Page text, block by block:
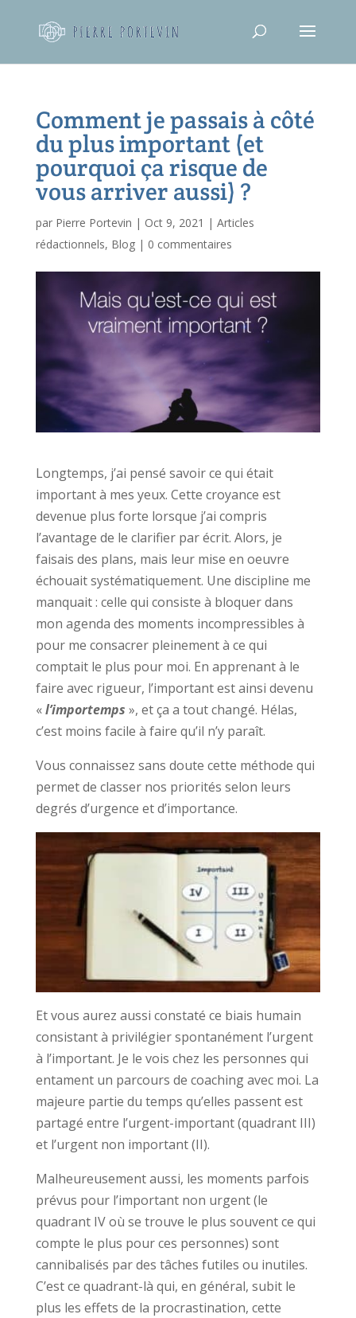
Comment je passais à côté
du plus important (et
pourquoi ça risque de
vous arriver aussi) ?
par Pierre Portevin | Oct 9, 2021 | Articles
rédactionnels, Blog| 0 commentaires
Longtemps, j’ai pensé savoir ce qui était
important à mes yeux. Cette croyance est
devenue plus forte lorsque j’ai compris
l’avantage de le clarifier par écrit. Alors, je
faisais des plans, mais leur mise en oeuvre
échouait systématiquement. Une discipline me
manquait : celle qui consiste à bloquer dans
mon agenda des moments incompressibles à
pour me consacrer pleinement à ce qui
comptait le plus pour moi. En apprenant à le
faire avec rigueur, l’important est ainsi devenu
«l’importemps », et ça a tout changé. Hélas,
c’est moins facile à faire qu’il n’y paraît.
Vous connaissez sans doute cette méthode qui
permet de classer nos priorités selon leurs
degrés d’urgence et d’importance.
Et vous aurez aussi constaté ce biais humain
consistant à privilégier spontanément l’urgent
à l’important. Je le vois chez les personnes qui
entament un parcours de coaching avec moi. La
majeure partie du temps qu’elles passent est
partagé entre l’urgent-important (quadrant III)
et l’urgent non important (II).
Malheureusement aussi, les moments parfois
prévus pour l’important non urgent (le
quadrant IV où se trouve le plus souvent ce qui
compte le plus pour ces personnes) sont
cannibalisés par des tâches futiles ou inutiles.
C’est ce quadrant-là qui, en général, subit le
plus les effets de la procrastination, cette